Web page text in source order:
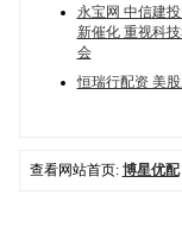
永宝网 中信建
新催化 重视科
会
恒瑞行配资 美
查看网站首页: 博星优配